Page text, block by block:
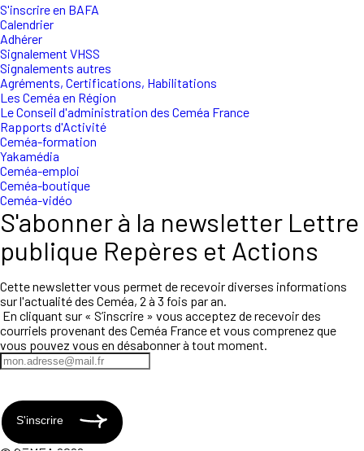
S'inscrire en BAFA
Calendrier
Adhérer
Signalement VHSS
Signalements autres
Agréments, Certifications, Habilitations
Les Ceméa en Région
Le Conseil d'administration des Ceméa France
Rapports d'Activité
Ceméa-formation
Yakamédia
Ceméa-emploi
Ceméa-boutique
Ceméa-vidéo
S'abonner à la newsletter Lettre
publique Repères et Actions
Cette newsletter vous permet de recevoir diverses informations
sur l'actualité des Ceméa, 2 à 3 fois par an.
En cliquant sur « S’inscrire » vous acceptez de recevoir des
courriels provenant des Ceméa France et vous comprenez que
vous pouvez vous en désabonner à tout moment.
S'inscrire